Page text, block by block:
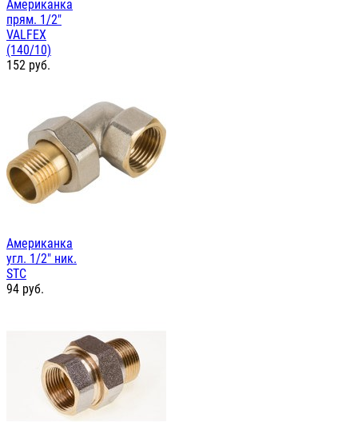
Американка
прям. 1/2"
VALFEX
(140/10)
152 руб.
Американка
угл. 1/2" ник.
STC
94 руб.